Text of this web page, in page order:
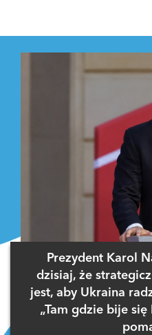
Prezydent Karol
dzisiaj, że
jest, aby Ukraina
„Tam gdzie bije